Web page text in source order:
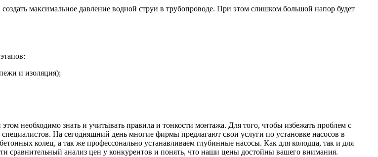
максимальное давление водной струи в трубопроводе. При этом слишком большой напор будет
и изоляция);
необходимо знать и учитывать правила и тонкости монтажа. Для того, чтобы избежать проблем с
На сегодняшний день многие фирмы предлагают свои услуги по установке насосов в
колец, а так же профессонально устанавливаем глубинные насосы. Как для колодца, так и для
анализ цен у конкурентов и понять, что наши цены достойны вашего внимания.